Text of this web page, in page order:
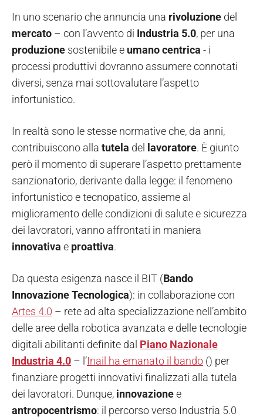
In uno scenario che annuncia una rivoluzione del
mercato – con l’avvento di Industria 5.0, per una
produzione sostenibile e umanocentrica - i
processi produttivi dovranno assumere connotati
diversi, senza mai sottovalutare l’aspetto
infortunistico.
In realtà sono le stesse normative che, da anni,
contribuiscono alla tutela del lavoratore. È giunto
però il momento di superare l’aspetto prettamente
sanzionatorio, derivante dalla legge: il fenomeno
infortunistico e tecnopatico, assieme al
miglioramento delle condizioni di salute e sicurezza
dei lavoratori, vanno affrontati in maniera
innovativa e proattiva.
Da questa esigenza nasce il BIT (Bando
Innovazione Tecnologica): in collaborazione con
Artes 4.0 – rete ad alta specializzazione nell’ambito
delle aree della robotica avanzata e delle tecnologie
digitali abilitanti definite dal Piano Nazionale
Industria 4.0 – l’Inail ha emanato il bando () per
finanziare progetti innovativi finalizzati alla tutela
dei lavoratori. Dunque, innovazionee
antropocentrismo: il percorso verso Industria 5.0